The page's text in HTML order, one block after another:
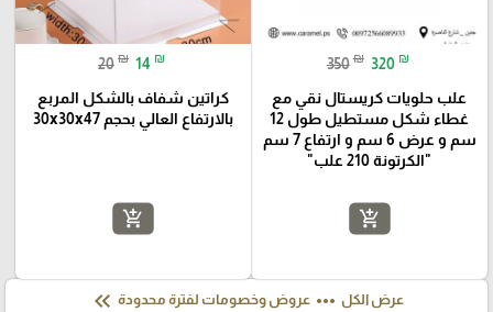
350 ₪ 320 ₪
علب حلويات كريستال نقي مع
غطاء شكل مستطيل طول 12
سم و عرض 6 سم و ارتفاع 7 سم
"الكرتونة 210 علب"
add_shopping_cart
20 ₪ 14 ₪
كراتين شفاف بالشكل المربع
بالارتفاع العالي بحجم 30x30x47
add_shopping_cart
عرض الكل more_horiz عروض وخصومات لفترة محدودة keyboard_double_arrow_left